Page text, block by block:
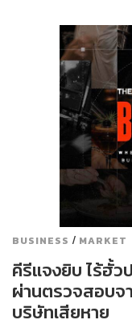
BUSINESS / MARKET
คีรีแจงยิบ ไร้ฮั้ว
ผ่านตรวจสอบ
บริษัทเสียหาย